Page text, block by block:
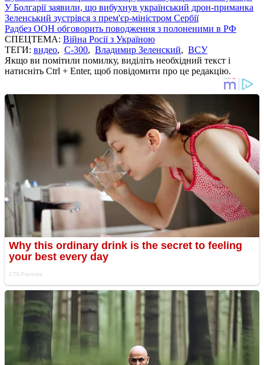
У Болгарії заявили, що вибухнув український дрон-приманка
Зеленський зустрівся з прем'єр-міністром Сербії
Радбез ООН обговорить поводження з полоненими в РФ
СПЕЦТЕМА: Війна Росії з Україною
ТЕГИ: видео, С-300, Владимир Зеленский, ВСУ
Якщо ви помітили помилку, виділіть необхідний текст і
натисніть Ctrl + Enter, щоб повідомити про це редакцію.